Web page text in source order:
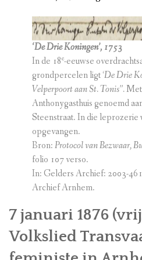
‘De Drie Koningen’, 1753
In de 18e-eeuwse
grondpercelen ligt ‘De Drie
Velperpoort aan St. Tonis”.
Anthonygasthuis genoemd
Steenstraat. In die leprozerie
opgevangen.
Bron:Protocol van Bezwaar,
folio 107 verso.
In: Gelders Archief: 2003-
Archief Arnhem.
7 januari 1876
Volkslied